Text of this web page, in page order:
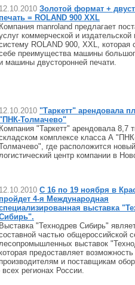
12.10.2010 Золотой формат +
печать = ROLAND 900 XXL
Компания manroland предлагает
коммерческой и издательской
ROLAND 900, XXL, которая
преимущества машины
и машины двусторонней печати.
12.10.2010 "Таркетт" арендовала
Толмачево"
Компания "Таркетт" арендовала 8,7
комплексе класса А
где расположится новый
центр компании в
12.10.2010 С 16 по 19 ноября в
пройдет 4-я Международная
выставка
Выставка "Технодрев Сибирь"
частью общероссийской
выставок
предоставляет возможность
производителям и поставщикам
регионах России.